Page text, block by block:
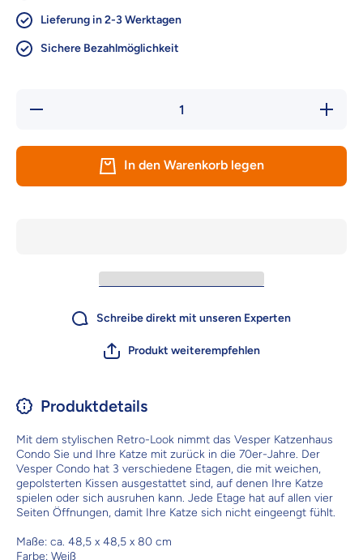
Lieferung in 2-3 Werktagen
Sichere Bezahlmöglichkeit
Verringere
Erhöhe
Menge
Condo -
stylisch
In den Warenkorb legen
Schreibe direkt mit unseren Experten
Produkt weiterempfehlen
Produktdetails
Mit dem stylischen Retro-Look nimmt das Vesper Katzenhaus
Condo Sie und Ihre Katze mit zurück in die 70er-Jahre. Der
Vesper Condo hat 3 verschiedene Etagen, die mit weichen,
gepolsterten Kissen ausgestattet sind, auf denen Ihre Katze
spielen oder sich ausruhen kann. Jede Etage hat auf allen vier
Seiten Öffnungen, damit Ihre Katze sich nicht eingeengt fühlt.
Maße: ca. 48,5 x 48,5 x 80 cm
Farbe: Weiß